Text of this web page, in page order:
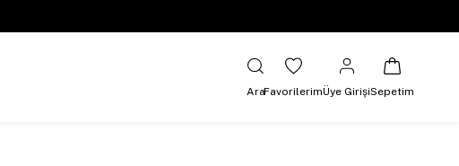
AraFavorilerimÜye GirişiSepetim